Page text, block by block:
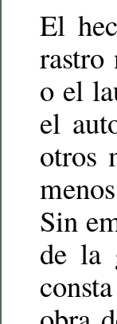
El
rastro
o el
el
otros
Sin
de la